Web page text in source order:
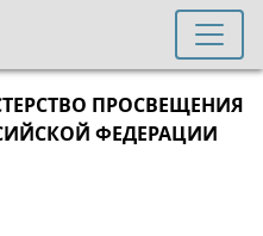
ПРОСВЕЩЕНИЯ
ФЕДЕРАЦИИ